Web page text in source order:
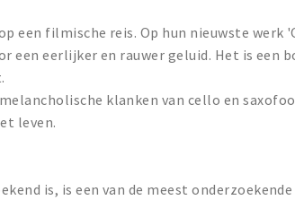
een filmische reis. Op hun nieuwste werk
een eerlijker en rauwer geluid. Het is een
klanken van cello en
leven.
is, is een van de meest